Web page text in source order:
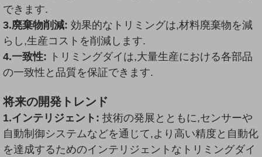
できます.
3.廃棄物削減: 効果的なトリミングは,材料廃棄物を減
らし,生産コストを削減します.
4.一致性: トリミングダイは,大量生産における各部品
の一致性と品質を保証できます.
将来の開発トレンド
1.インテリジェント: 技術の発展とともに,センサーや
自動制御システムなどを通じて,より高い精度と自動化
を達成するためのインテリジェントなトリミングダイ